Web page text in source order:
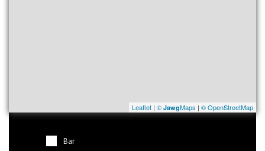
Leaflet | © JawgMaps | © OpenStreetMap
Bar